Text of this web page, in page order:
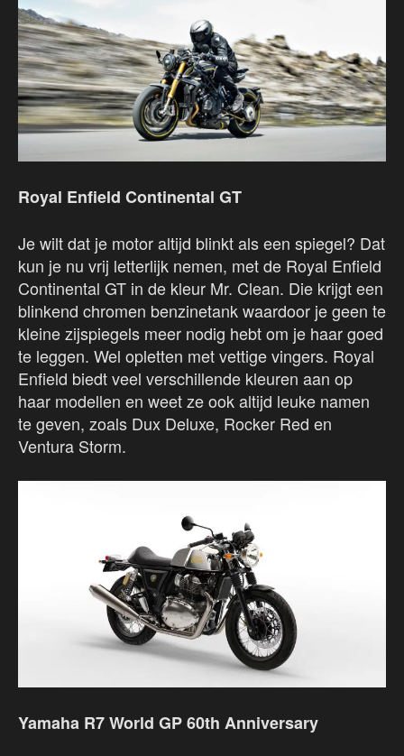
Royal Enfield Continental GT
Je wilt dat je motor altijd blinkt als een spiegel? Dat
kun je nu vrij letterlijk nemen, met de Royal Enfield
Continental GT in de kleur Mr. Clean. Die krijgt een
blinkend chromen benzinetank waardoor je geen te
kleine zijspiegels meer nodig hebt om je haar goed
te leggen. Wel opletten met vettige vingers. Royal
Enfield biedt veel verschillende kleuren aan op
haar modellen en weet ze ook altijd leuke namen
te geven, zoals Dux Deluxe, Rocker Red en
Ventura Storm.
Yamaha R7 World GP 60th Anniversary